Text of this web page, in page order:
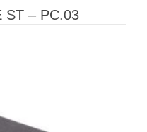
ST – PC.03